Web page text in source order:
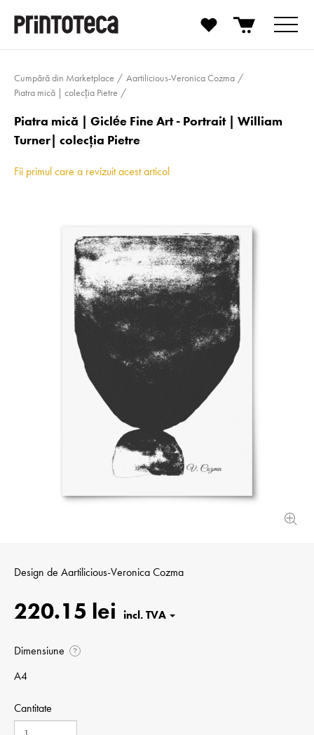
Cumpără din Marketplace
Aartilicious-Veronica Cozma
Piatra mică | colecţia Pietre
Piatra mică | Giclée Fine Art - Portrait | William
Turner| colecţia Pietre
Fii primul care a revizuit acest articol
Design de Aartilicious-Veronica Cozma
220.15 lei
Dimensiune ?
A4
Cantitate